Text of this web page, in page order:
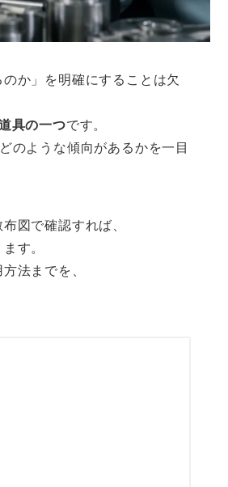
か」を明確にすることは欠
具の一つです。
のような傾向があるかを一目
図で確認すれば、
す。
法までを、